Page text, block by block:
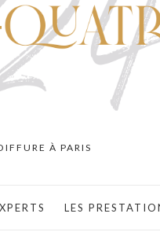
À PARIS
LES